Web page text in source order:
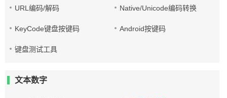
URL编码/解码 Native/Unicode编码转换
KeyCode键盘按键码 Android按键码
键盘测试工具
文本数字